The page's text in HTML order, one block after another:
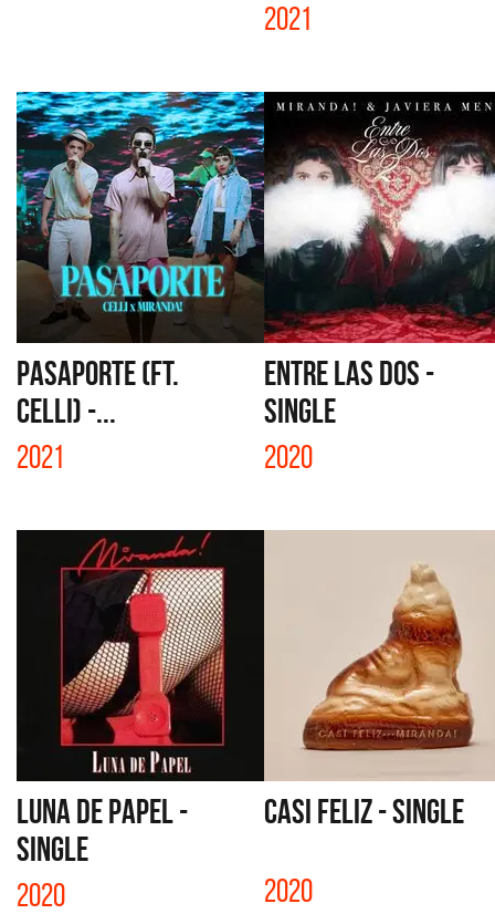
2021
PASAPORTE (FT.
CELLI) -...
2021
ENTRE LAS DOS -
SINGLE
2020
LUNA DE PAPEL -
SINGLE
2020
CASI FELIZ - SINGLE
2020